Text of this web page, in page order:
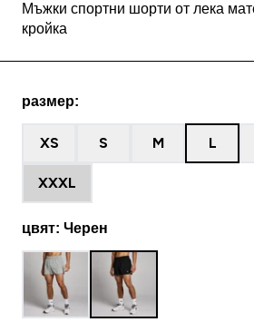
Мъжки спортни шорти от лека
кройка
размер:
XS S M L
XXXL
цвят: Черен